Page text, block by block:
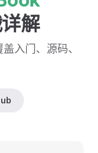
解
入门、源码、